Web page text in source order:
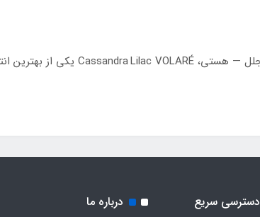
دسترسی سریع درباره ما